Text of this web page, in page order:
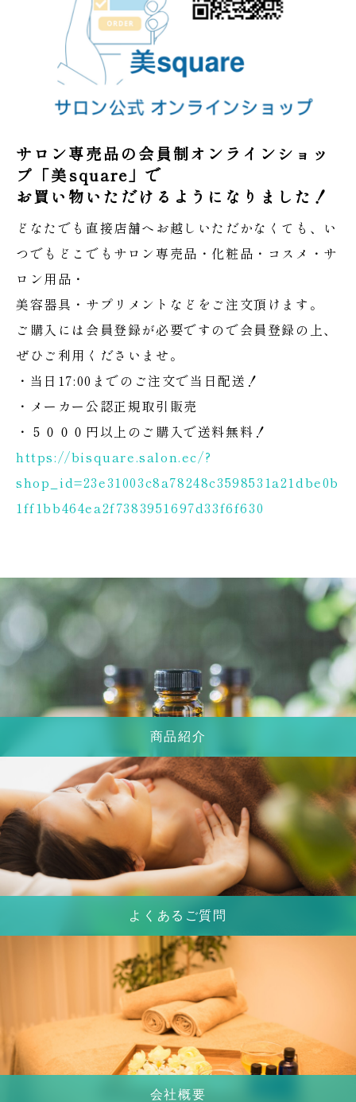
サロン専売品の会員制オンラインショッ
プ「美square」で
お買い物いただけるようになりました！
どなたでも直接店舗へお越しいただかなくても、い
つでもどこでもサロン専売品・化粧品・コスメ・サ
ロン用品・
美容器具・サプリメントなどをご注文頂けます。
ご購入には会員登録が必要ですので会員登録の上、
ぜひご利用くださいませ。
・当日17:00までのご注文で当日配送！
・メーカー公認正規取引販売
・５０００円以上のご購入で送料無料！
https://bisquare.salon.ec/?
shop_id=23e31003c8a78248c3598531a21dbe0b
1ff1bb464ea2f7383951697d33f6f630
商品紹介
よくあるご質問
会社概要